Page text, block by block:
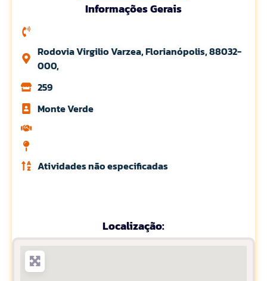
Informações Gerais
Rodovia Virgilio Varzea, Florianópolis, 88032-
000,
259
Monte Verde
Atividades não especificadas
Localização: